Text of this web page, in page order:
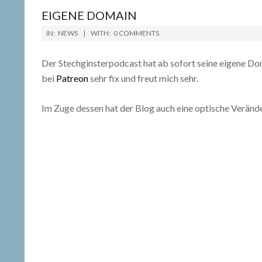
EIGENE DOMAIN
2018-
19
IN: NEWS WITH: 0 COMMENTS
Der Stechginsterpodcast hat ab sofort seine eigene
bei Patreonsehr fix und freut mich sehr.
Im Zuge dessen hat der Blog auch eine optische